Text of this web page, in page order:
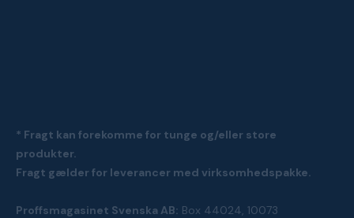
* Fragt kan forekomme for tunge og/eller store
produkter.
Fragt gælder for leverancer med virksomhedspakke.
Proffsmagasinet Svenska AB: Box 44024, 10073